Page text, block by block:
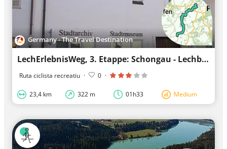
Germany - The Travel Destination
LechErlebnisWeg, 3. Etappe: Schongau - Lechbruck
Ruta ciclista recreatiu · 0 ·
23,4 km 322 m 01h33 Medium